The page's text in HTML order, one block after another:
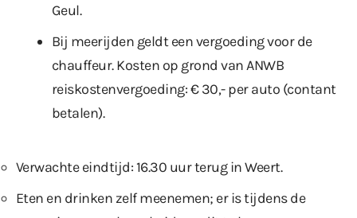
Geul.
Bij meerijden geldt een vergoeding voor de
chauffeur. Kosten op grond van ANWB
reiskostenvergoeding: € 30,- per auto (contant
betalen).
Verwachte eindtijd: 16.30 uur terug in Weert.
Eten en drinken zelf meenemen; er is tijdens de